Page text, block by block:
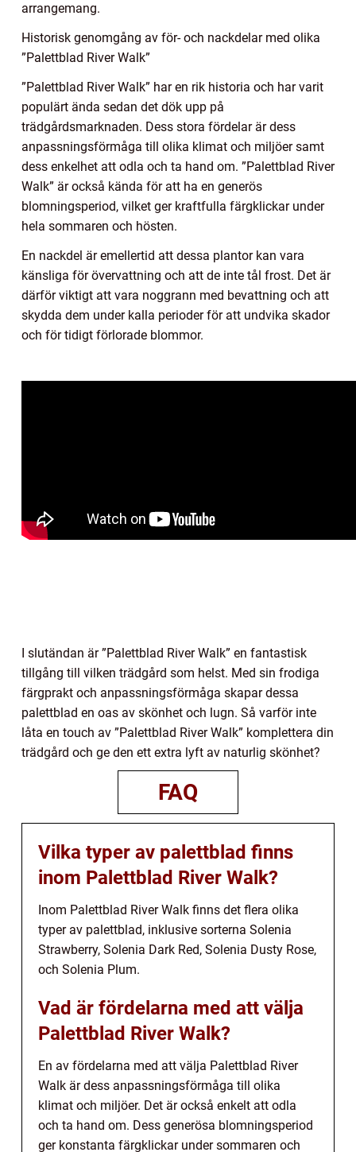
arrangemang.
Historisk genomgång av för- och nackdelar med olika
”Palettblad River Walk”
”Palettblad River Walk” har en rik historia och har varit
populärt ända sedan det dök upp på
trädgårdsmarknaden. Dess stora fördelar är dess
anpassningsförmåga till olika klimat och miljöer samt
dess enkelhet att odla och ta hand om. ”Palettblad River
Walk” är också kända för att ha en generös
blomningsperiod, vilket ger kraftfulla färgklickar under
hela sommaren och hösten.
En nackdel är emellertid att dessa plantor kan vara
känsliga för övervattning och att de inte tål frost. Det är
därför viktigt att vara noggrann med bevattning och att
skydda dem under kalla perioder för att undvika skador
och för tidigt förlorade blommor.
I slutändan är ”Palettblad River Walk” en fantastisk
tillgång till vilken trädgård som helst. Med sin frodiga
färgprakt och anpassningsförmåga skapar dessa
palettblad en oas av skönhet och lugn. Så varför inte
låta en touch av ”Palettblad River Walk” komplettera din
trädgård och ge den ett extra lyft av naturlig skönhet?
FAQ
Vilka typer av palettblad finns
inom Palettblad River Walk?
Inom Palettblad River Walk finns det flera olika
typer av palettblad, inklusive sorterna Solenia
Strawberry, Solenia Dark Red, Solenia Dusty Rose,
och Solenia Plum.
Vad är fördelarna med att välja
Palettblad River Walk?
En av fördelarna med att välja Palettblad River
Walk är dess anpassningsförmåga till olika
klimat och miljöer. Det är också enkelt att odla
och ta hand om. Dess generösa blomningsperiod
ger konstanta färgklickar under sommaren och